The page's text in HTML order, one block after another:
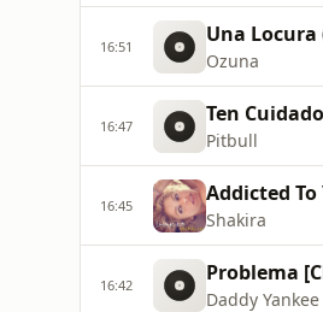
16:51 Una Locura
Ozuna
16:47 Ten Cuidado
Pitbull
16:45 Addicted To
Shakira
16:42 Problema
Daddy Yankee